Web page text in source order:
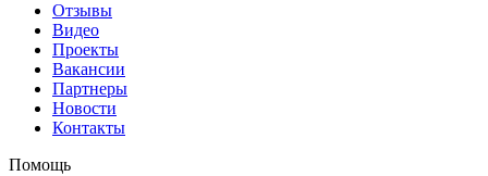
Отзывы
Видео
Проекты
Вакансии
Партнеры
Новости
Контакты
Помощь